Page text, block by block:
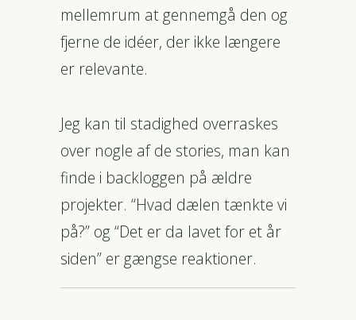
mellemrum at gennemgå den og
fjerne de idéer, der ikke længere
er relevante.
Jeg kan til stadighed overraskes
over nogle af de stories, man kan
finde i backloggen på ældre
projekter. “Hvad dælen tænkte vi
på?” og “Det er da lavet for et år
siden” er gængse reaktioner.